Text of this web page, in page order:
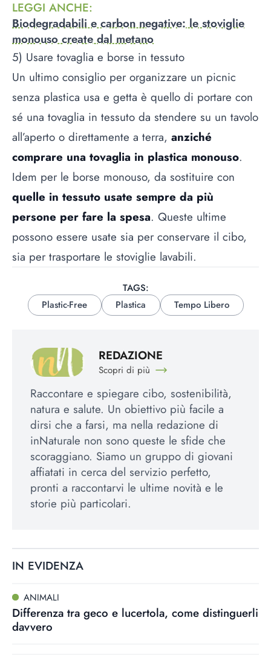
LEGGI ANCHE:
Biodegradabili e carbon negative: le stoviglie
monouso create dal metano
5) Usare tovaglia e borse in tessuto
Un ultimo consiglio per organizzare un picnic
senza plastica usa e getta è quello di portare con
sé una tovaglia in tessuto da stendere su un tavolo
all’aperto o direttamente a terra, anziché
comprare una tovaglia in plastica monouso.
Idem per le borse monouso, da sostituire con
quelle in tessuto usate sempre da più
persone per fare la spesa. Queste ultime
possono essere usate sia per conservare il cibo,
sia per trasportare le stoviglie lavabili.
TAGS:
Plastic-Free
Plastica Tempo Libero
REDAZIONE
Scopri di più
Raccontare e spiegare cibo, sostenibilità,
natura e salute. Un obiettivo più facile a
dirsi che a farsi, ma nella redazione di
inNaturale non sono queste le sfide che
scoraggiano. Siamo un gruppo di giovani
affiatati in cerca del servizio perfetto,
pronti a raccontarvi le ultime novità e le
storie più particolari.
IN EVIDENZA
ANIMALI
Differenza tra geco e lucertola, come distinguerli
davvero